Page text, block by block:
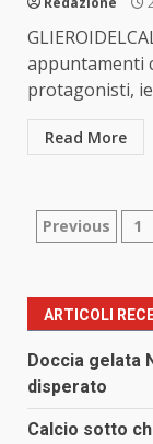
appuntamenti
protagonisti,
Read More
articoli
Previous 1
ARTICOLI
Doccia gelata
disperato
Calcio sotto